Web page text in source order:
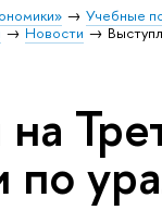
Учебные
Новости